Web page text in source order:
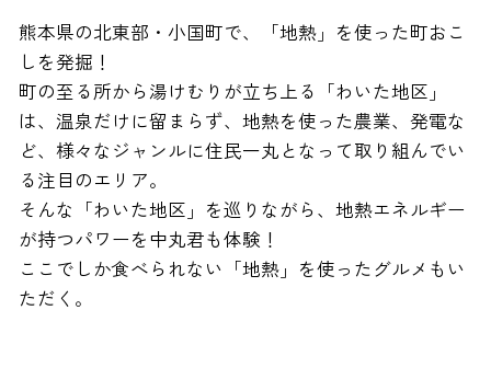
熊本県の北東部・小国町で、「地熱」を使った町おこ
しを発掘！
町の至る所から湯けむりが立ち上る「わいた地区」
は、温泉だけに留まらず、地熱を使った農業、発電な
ど、様々なジャンルに住民一丸となって取り組んでい
る注目のエリア。
そんな「わいた地区」を巡りながら、地熱エネルギー
が持つパワーを中丸君も体験！
ここでしか食べられない「地熱」を使ったグルメもい
ただく。